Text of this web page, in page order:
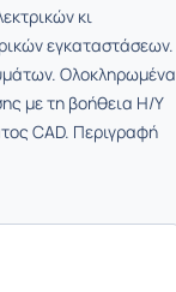
κι
εγκαταστάσεων.
Ολοκληρωμένα
με τη βοήθεια H/Y
CAD. Περιγραφή